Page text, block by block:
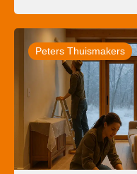
Peters Thuismakers